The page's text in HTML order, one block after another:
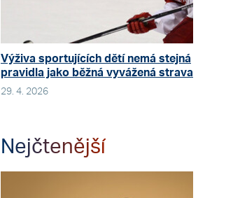
Výživa sportujících dětí nemá stejná
pravidla jako běžná vyvážená strava
29. 4. 2026
Nejčtenější